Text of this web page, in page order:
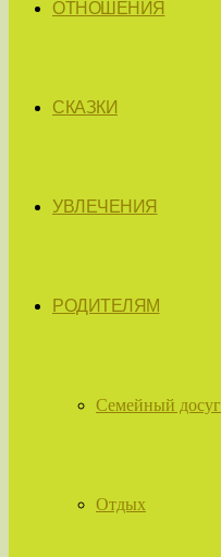
ОТНОШЕНИЯ
СКАЗКИ
УВЛЕЧЕНИЯ
РОДИТЕЛЯМ
Семейный досуг
Отдых